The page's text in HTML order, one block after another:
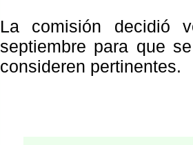
La comisión decidió
septiembre para que
consideren pertinentes.